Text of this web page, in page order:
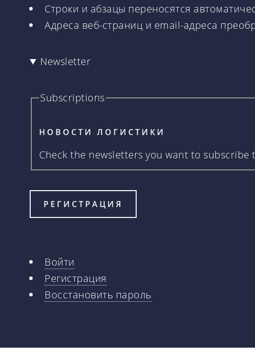
Строки и абзацы переносятся
Адреса веб-страниц и email-адреса
Newsletter
Subscriptions
НОВОСТИ ЛОГИСТИКИ
Check the newsletters you want to subscribe
Главные
вкладки
Войти
Регистрация
Восстановить пароль